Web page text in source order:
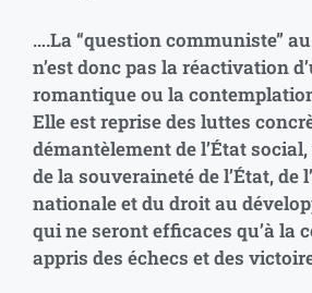
….La “question communiste”
n’est donc pas la réactivation
romantique ou la
Elle est reprise des luttes
démantèlement de l’État
de la souveraineté de l’État, de
nationale et du droit au
qui ne seront efficaces qu’à la
appris des échecs et des